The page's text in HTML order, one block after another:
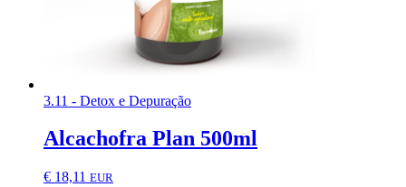
3.11 - Detox e Depuração
Alcachofra Plan 500ml
€ 18,11 EUR